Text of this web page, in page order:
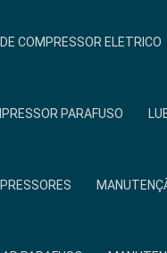
COMPRESSOR ELETRICO
PARAFUSO